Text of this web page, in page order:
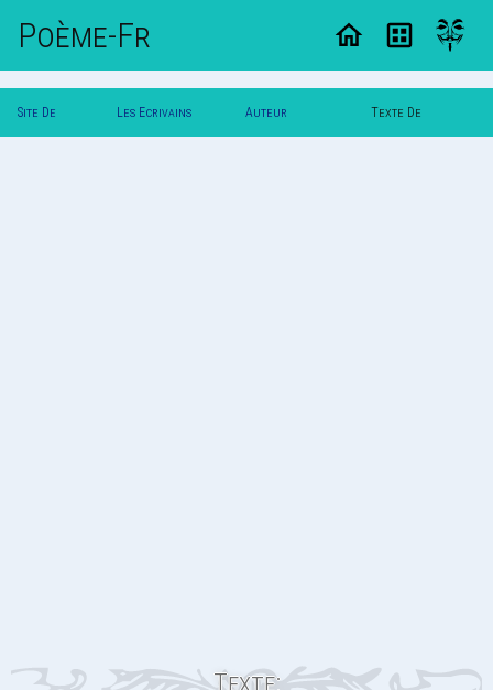
Poème-Fr
Site De Les Ecrivains Auteur Texte De
Texte: